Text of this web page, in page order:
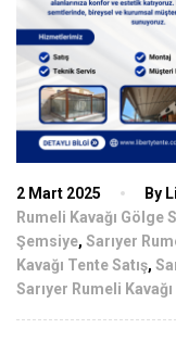
2 Mart 2025 By
Rumeli Kavağı Gölge
Şemsiye, Sarıyer
Kavağı Tente Satış,
Sarıyer Rumeli